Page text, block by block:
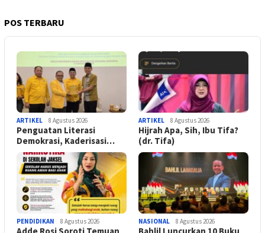
POS TERBARU
ARTIKEL 8 Agustus 2026
Penguatan Literasi
Demokrasi, Kaderisasi…
ARTIKEL 8 Agustus 2026
Hijrah Apa, Sih, Ibu Tifa?
(dr. Tifa)
PENDIDIKAN 8 Agustus 2026 NASIONAL 8 Agustus 2026